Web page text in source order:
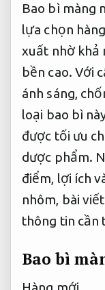
Bao bì màng
lựa chọn
xuất nhờ khả
bền cao. Với
ánh sáng,
loại bao bì
được tối ưu
dược phẩm.
điểm, lợi ích
nhôm, bài
thông tin cần
Bao bì
Hàng mới.